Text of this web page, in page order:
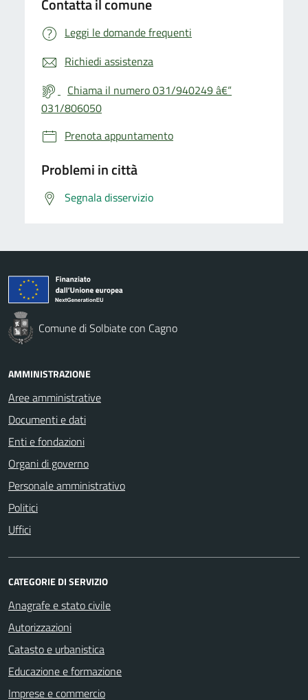
Contatta il comune
Leggi le domande frequenti
Richiedi assistenza
Chiama il numero 031/940249 â€“
031/806050
Prenota appuntamento
Problemi in città
Segnala disservizio
Comune di Solbiate con Cagno
AMMINISTRAZIONE
Aree amministrative
Documenti e dati
Enti e fondazioni
Organi di governo
Personale amministrativo
Politici
Uffici
CATEGORIE DI SERVIZIO
Anagrafe e stato civile
Autorizzazioni
Catasto e urbanistica
Educazione e formazione
Imprese e commercio